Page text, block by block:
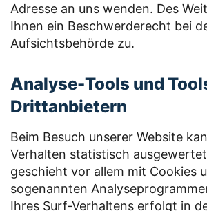
Adresse an uns wenden. Des
Ihnen ein Beschwerderecht bei
Aufsichtsbehörde zu.
Analyse-Tools und
Drittanbietern
Beim Besuch unserer Website
Verhalten statistisch
geschieht vor allem mit Cookies
sogenannten
Ihres Surf-Verhaltens erfolgt in